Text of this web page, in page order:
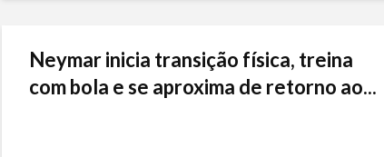
Neymar inicia transição física, treina
com bola e se aproxima de retorno ao...